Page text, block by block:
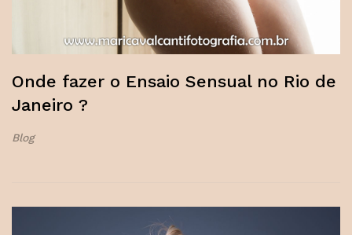
Onde fazer o Ensaio Sensual no Rio de
Janeiro ?
Blog